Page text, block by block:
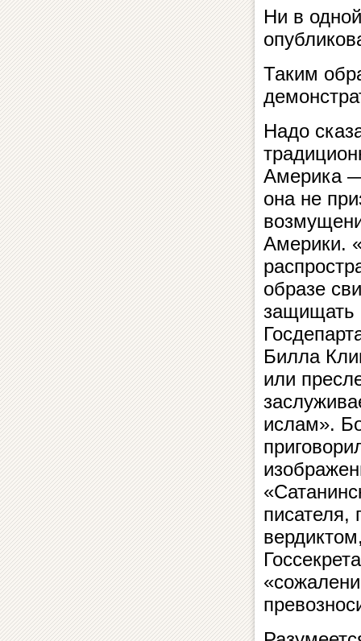
Ни в
Таким
Надо
Америка —
она не
Америки.
образе
защищать
Билла
или
ислам».
писателя,